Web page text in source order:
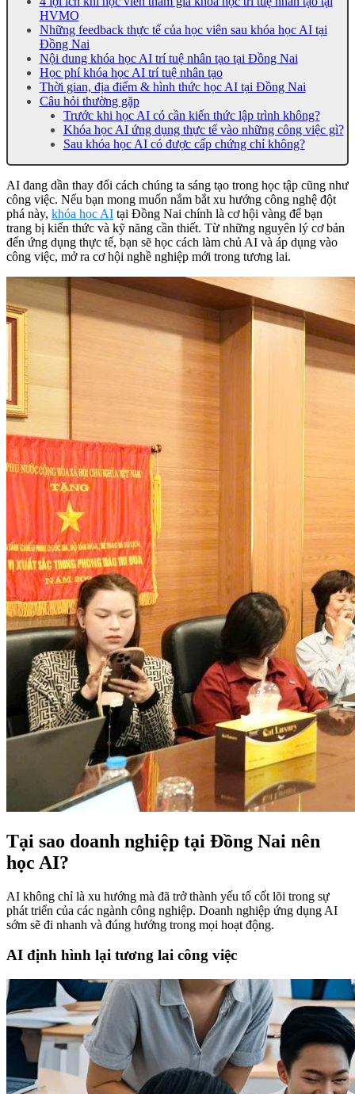
HVMO
Những feedback thực tế của học viên sau khóa học AI tại
Đồng Nai
Nội dung khóa học AI trí tuệ nhân tạo tại Đồng Nai
Học phí khóa học AI trí tuệ nhân tạo
Thời gian, địa điểm & hình thức học AI tại Đồng Nai
Câu hỏi thường gặp
Trước khi học AI có cần kiến thức lập trình không?
Khóa học AI ứng dụng thực tế vào những công việc gì?
Sau khóa học AI có được cấp chứng chỉ không?
AI đang dần thay đổi cách chúng ta sáng tạo trong học tập cũng như
công việc. Nếu bạn mong muốn nắm bắt xu hướng công nghệ đột
phá này, khóa học AI tại Đồng Nai chính là cơ hội vàng để bạn
trang bị kiến thức và kỹ năng cần thiết. Từ những nguyên lý cơ bản
đến ứng dụng thực tế, bạn sẽ học cách làm chủ AI và áp dụng vào
công việc, mở ra cơ hội nghề nghiệp mới trong tương lai.
Tại sao doanh nghiệp tại Đồng Nai nên
học AI?
AI không chỉ là xu hướng mà đã trở thành yếu tố cốt lõi trong sự
phát triển của các ngành công nghiệp. Doanh nghiệp ứng dụng AI
sớm sẽ đi nhanh và đúng hướng trong mọi hoạt động.
AI định hình lại tương lai công việc